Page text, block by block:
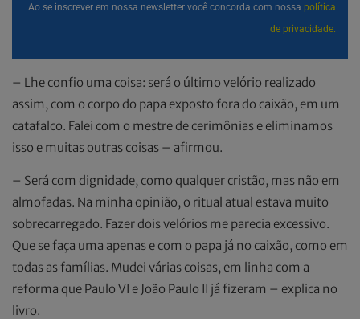
Ao se inscrever em nossa newsletter você concorda com nossa política
de privacidade.
– Lhe confio uma coisa: será o último velório realizado
assim, com o corpo do papa exposto fora do caixão, em um
catafalco. Falei com o mestre de cerimônias e eliminamos
isso e muitas outras coisas – afirmou.
– Será com dignidade, como qualquer cristão, mas não em
almofadas. Na minha opinião, o ritual atual estava muito
sobrecarregado. Fazer dois velórios me parecia excessivo.
Que se faça uma apenas e com o papa já no caixão, como em
todas as famílias. Mudei várias coisas, em linha com a
reforma que Paulo VI e João Paulo II já fizeram – explica no
livro.